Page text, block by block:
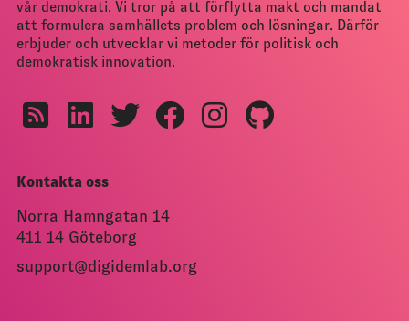
vår demokrati. Vi tror på att förflytta makt och mandat
att formulera samhällets problem och lösningar. Därför
erbjuder och utvecklar vi metoder för politisk och
demokratisk innovation.
Kontakta oss
Norra Hamngatan 14
411 14 Göteborg
support@digidemlab.org